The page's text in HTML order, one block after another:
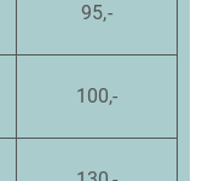
95,-
100,-